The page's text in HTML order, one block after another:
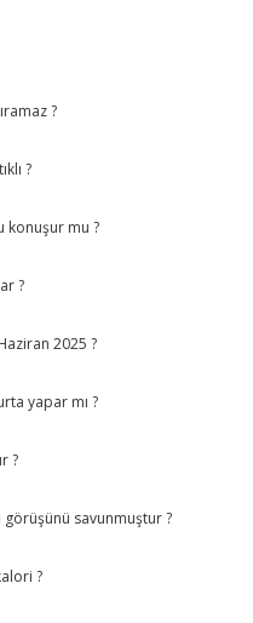
?
?
konuşur mu ?
?
2025 ?
yapar mı ?
?
görüşünü savunmuştur ?
?